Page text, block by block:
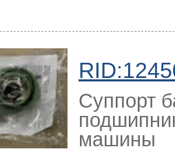
Суппорт
машины